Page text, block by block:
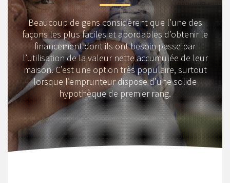
Beaucoup de gens considèrent que l’une des
façons les plus faciles et abordables d’obtenir le
financement dont ils ont besoin passe par
l’utilisation de la valeur nette accumulée de leur
maison. C’est une option très populaire, surtout
lorsque l’emprunteur dispose d’une solide
hypothèque de premier rang.